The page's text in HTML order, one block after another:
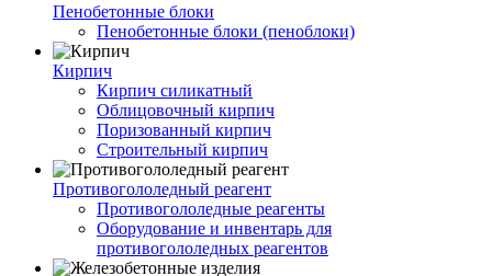
Пенобетонные блоки
Пенобетонные блоки (пеноблоки)
Кирпич
Кирпич силикатный
Облицовочный кирпич
Поризованный кирпич
Строительный кирпич
Противогололедный реагент
Противогололедные реагенты
Оборудование и инвентарь для
противогололедных реагентов